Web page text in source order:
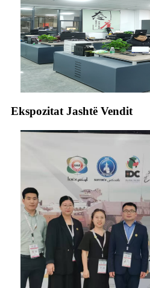
Ekspozitat Jashtë Vendit